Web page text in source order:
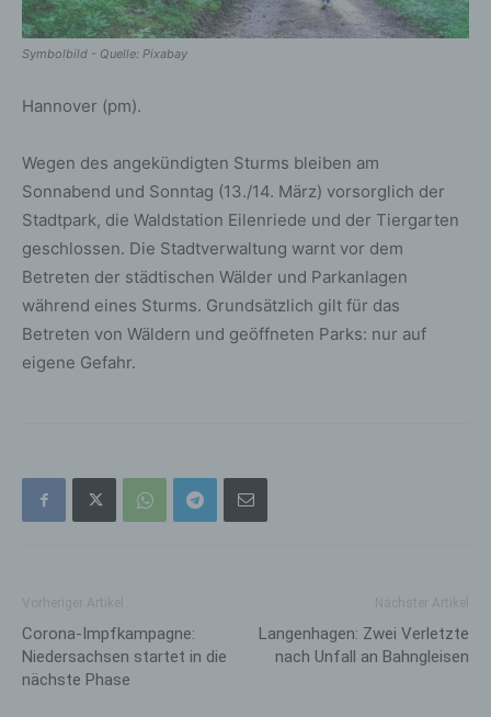
Symbolbild - Quelle: Pixabay
Hannover (pm).
Wegen des angekündigten Sturms bleiben am
Sonnabend und Sonntag (13./14. März) vorsorglich der
Stadtpark, die Waldstation Eilenriede und der Tiergarten
geschlossen. Die Stadtverwaltung warnt vor dem
Betreten der städtischen Wälder und Parkanlagen
während eines Sturms. Grundsätzlich gilt für das
Betreten von Wäldern und geöffneten Parks: nur auf
eigene Gefahr.
Corona-Impfkampagne:
Niedersachsen startet in die
nächste Phase
Langenhagen: Zwei Verletzte
nach Unfall an Bahngleisen